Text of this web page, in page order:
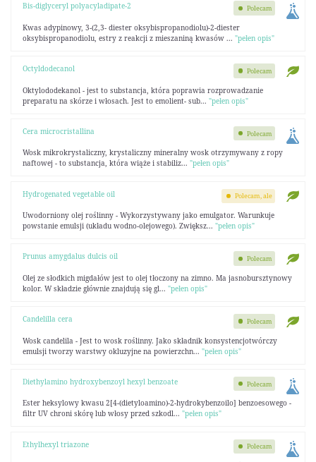
Bis-diglyceryl polyacyladipate-2
Kwas adypinowy, 3-(2,3- diester oksybispropanodiolu)-2-diester
oksybispropanodiolu, estry z reakcji z mieszaniną kwasów ... "pełen opis"
Polecam
Octyldodecanol
Oktylododekanol - jest to substancja, która poprawia rozprowadzanie
preparatu na skórze i włosach. Jest to emolient- sub... "pełen opis"
Polecam
Cera microcristallina
Wosk mikrokrystaliczny, krystaliczny mineralny wosk otrzymywany z ropy
naftowej - to substancja, która wiąże i stabiliz... "pełen opis"
Polecam
Hydrogenated vegetable oil
Uwodorniony olej roślinny - Wykorzystywany jako emulgator. Warunkuje
powstanie emulsji (układu wodno-olejowego). Zwiększ... "pełen opis"
Polecam, ale
Prunus amygdalus dulcis oil
Olej ze słodkich migdałów jest to olej tłoczony na zimno. Ma jasnobursztynowy
kolor. W składzie głównie znajdują się gl... "pełen opis"
Polecam
Candelilla cera
Wosk candelila - Jest to wosk roślinny. Jako składnik konsystencjotwórczy
emulsji tworzy warstwy okluzyjne na powierzchn... "pełen opis"
Polecam
Diethylamino hydroxybenzoyl hexyl benzoate
Ester heksylowy kwasu 2[4-(dietyloamino)-2-hydrokybenzoilo] benzoesowego -
filtr UV chroni skórę lub włosy przed szkodl... "pełen opis"
Polecam
Ethylhexyl triazone Polecam